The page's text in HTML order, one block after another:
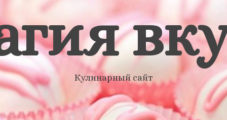
Кулинарный сайт